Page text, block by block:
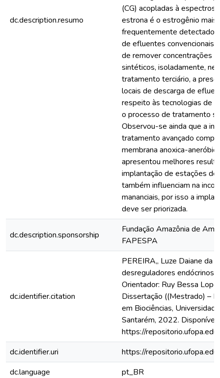
dc.description.resumo
(CG) acopladas à
estrona é o estrogênio mais
frequentemente detectado.
de efluentes convencionais
de remover concentrações
sintéticos, isoladamente,
tratamento terciário, a
locais de descarga de
respeito às tecnologias de
o processo de tratamento
Observou-se ainda que a
tratamento avançado
membrana anoxica-
apresentou melhores
implantação de estações
também influenciam na
mananciais, por isso a
deve ser priorizada.
dc.description.sponsorship
Fundação Amazônia de
FAPESPA
dc.identifier.citation
PEREIRA,, Luze Daiane da
desreguladores endócrinos
Orientador: Ruy Bessa
Dissertação ((Mestrado) –
em Biociências,
Santarém, 2022. Disponível
https://
dc.identifier.uri
https://
dc.language
pt_BR